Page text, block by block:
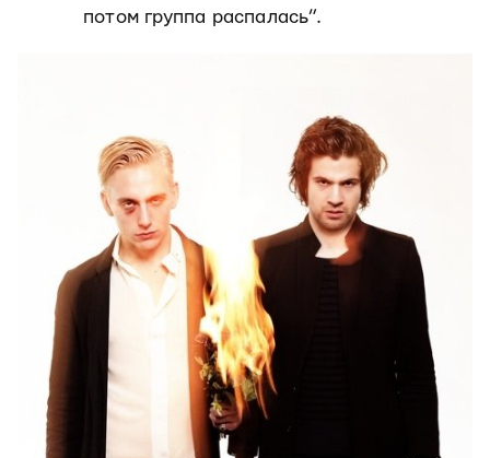
потом группа распалась”.